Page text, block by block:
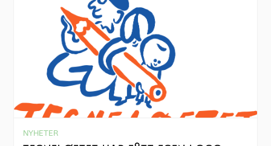
NYHETER